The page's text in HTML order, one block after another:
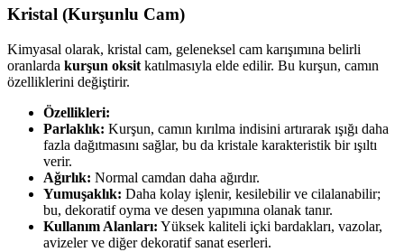
Kristal (Kurşunlu Cam)
Kimyasal olarak, kristal cam, geleneksel cam karışımına belirli
oranlarda kurşun oksit katılmasıyla elde edilir. Bu kurşun, camın
özelliklerini değiştirir.
Özellikleri:
Parlaklık: Kurşun, camın kırılma indisini artırarak ışığı daha
fazla dağıtmasını sağlar, bu da kristale karakteristik bir ışıltı
verir.
Ağırlık: Normal camdan daha ağırdır.
Yumuşaklık: Daha kolay işlenir, kesilebilir ve cilalanabilir;
bu, dekoratif oyma ve desen yapımına olanak tanır.
Kullanım Alanları: Yüksek kaliteli içki bardakları, vazolar,
avizeler ve diğer dekoratif sanat eserleri.